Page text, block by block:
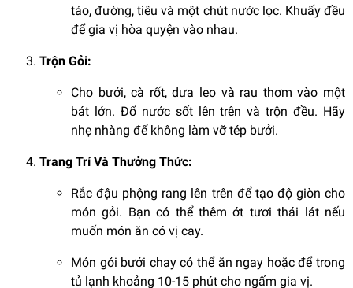
táo, đường, tiêu và một chút nước lọc. Khuấy đều
để gia vị hòa quyện vào nhau.
Trộn Gỏi:
Cho bưởi, cà rốt, dưa leo và rau thơm vào một
bát lớn. Đổ nước sốt lên trên và trộn đều. Hãy
nhẹ nhàng để không làm vỡ tép bưởi.
Trang Trí Và Thưởng Thức:
Rắc đậu phộng rang lên trên để tạo độ giòn cho
món gỏi. Bạn có thể thêm ớt tươi thái lát nếu
muốn món ăn có vị cay.
Món gỏi bưởi chay có thể ăn ngay hoặc để trong
tủ lạnh khoảng 10-15 phút cho ngấm gia vị.